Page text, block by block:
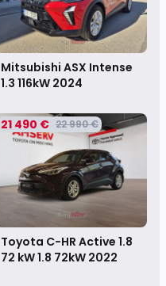
Mitsubishi ASX Intense
1.3 116kW 2024
21 490 € 22 990 €
Toyota C-HR Active 1.8
72 kW 1.8 72kW 2022